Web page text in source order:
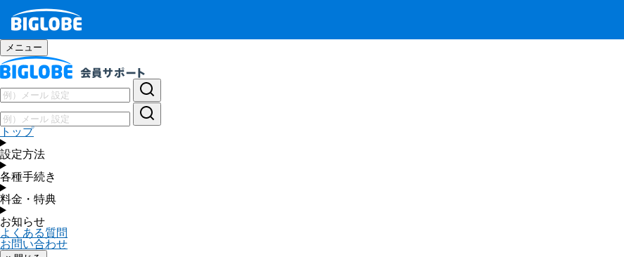
メニュー
トップ
設定方法
各種手続き
料金・特典
お知らせ
よくある質問
お問い合わせ